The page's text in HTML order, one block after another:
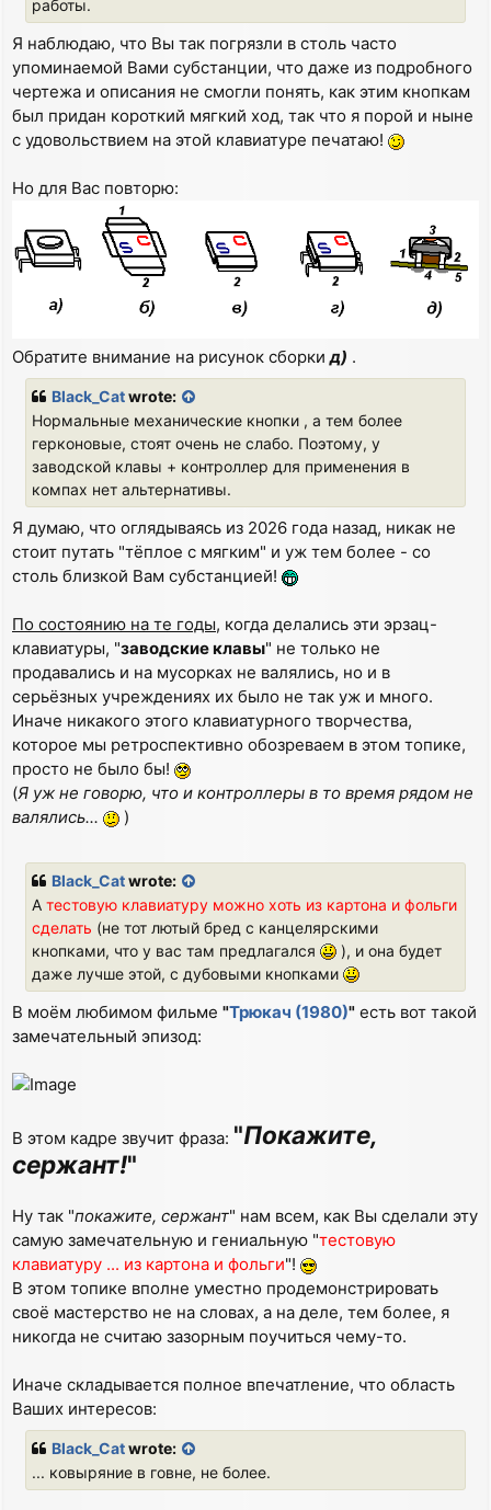
работы.
Я наблюдаю, что Вы так погрязли в столь часто
упоминаемой Вами субстанции, что даже из подробного
чертежа и описания не смогли понять, как этим кнопкам
был придан короткий мягкий ход, так что я порой и ныне
с удовольствием на этой клавиатуре печатаю!
Но для Вас повторю:
Обратите внимание на рисунок сборкид) .
Black_Catwrote:
Нормальные механические кнопки , а тем более
герконовые, стоят очень не слабо. Поэтому, у
заводской клавы + контроллер для применения в
компах нет альтернативы.
Я думаю, что оглядываясь из 2026 года назад, никак не
стоит путать "тёплое с мягким" и уж тем более - со
столь близкой Вам субстанцией!
По состоянию на те годы, когда делались эти эрзац-
клавиатуры, "заводские клавы" не только не
продавались и на мусорках не валялись, но и в
серьёзных учреждениях их было не так уж и много.
Иначе никакого этого клавиатурного творчества,
которое мы ретроспективно обозреваем в этом топике,
просто не было бы!
(Я уж не говорю, что и контроллеры в то время рядом не
валялись...
)
Black_Catwrote:
А тестовую клавиатуру можно хоть из картона и фольги
сделать (не тот лютый бред с канцелярскими
кнопками, что у вас там предлагался
), и она будет
даже лучше этой, с дубовыми кнопками
В моём любимом фильме "Трюкач (1980)" есть вот такой
замечательный эпизод:
В этом кадре звучит фраза: "Покажите,
сержант!"
Ну так "покажите, сержант" нам всем, как Вы сделали эту
самую замечательную и гениальную "тестовую
клавиатуру ... из картона и фольги"!
В этом топике вполне уместно продемонстрировать
своё мастерство не на словах, а на деле, тем более, я
никогда не считаю зазорным поучиться чему-то.
Иначе складывается полное впечатление, что область
Ваших интересов:
Black_Catwrote:
... ковыряние в говне, не более.